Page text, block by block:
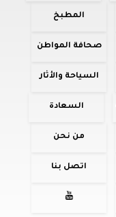
المطبخ
صحافة المواطن
السياحة والأثار
السعادة
من نحن
اتصل بنا
